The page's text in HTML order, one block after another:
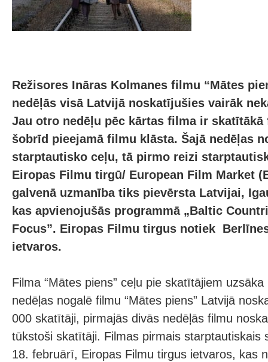
Režisores Ināras Kolmanes filmu “Mātes
nedēļās visā Latvijā noskatījušies vairāk
Jau otro nedēļu pēc kārtas filma ir
šobrīd pieejamā filmu klāsta. Šajā nedēļas
starptautisko ceļu, tā pirmo reizi
Eiropas Filmu tirgū/ European Film Market
galvenā uzmanība tiks pievērsta Latvijai,
kas apvienojušās programmā „Baltic
Focus”. Eiropas Filmu tirgus notiek
ietvaros.
Filma “Mātes piens” ceļu pie skatītājiem
nedēļas nogalē filmu “Mātes piens” Latvijā
000 skatītāji, pirmajās divās nedēļās filmu
tūkstoši skatītāji. Filmas pirmais starptautiskais
18. februārī, Eiropas Filmu tirgus ietvaros, kas